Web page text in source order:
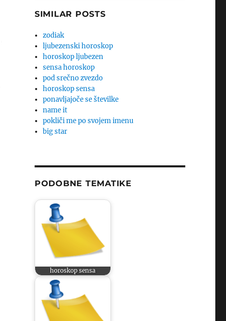
SIMILAR POSTS
zodiak
ljubezenski horoskop
horoskop ljubezen
sensa horoskop
pod srečno zvezdo
horoskop sensa
ponavljajoče se številke
name it
pokliči me po svojem imenu
big star
PODOBNE TEMATIKE
horoskop sensa